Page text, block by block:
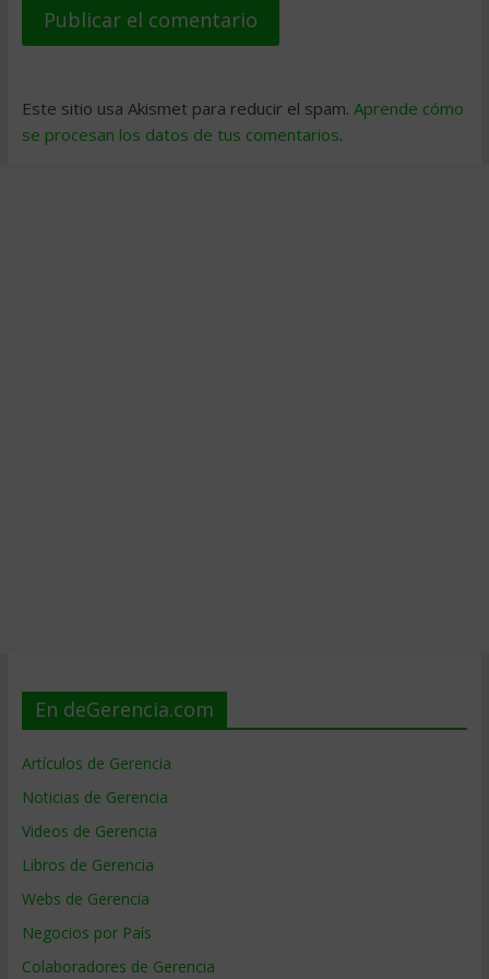
Este sitio usa Akismet para reducir el spam. Aprende cómo
se procesan los datos de tus comentarios.
En deGerencia.com
Artículos de Gerencia
Noticias de Gerencia
Videos de Gerencia
Libros de Gerencia
Webs de Gerencia
Negocios por País
Colaboradores de Gerencia